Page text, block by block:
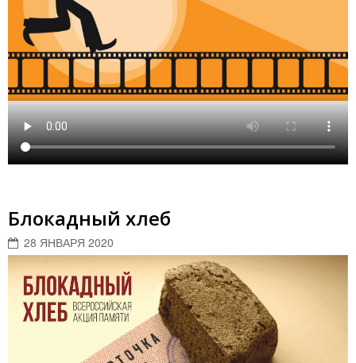
Блокадный хлеб
28 ЯНВАРЯ 2020